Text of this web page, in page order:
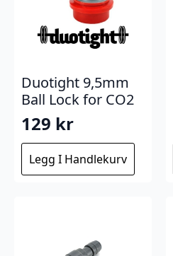
Duotight 9,5mm
Ball Lock for CO2
129 kr
Legg I Handlekurv